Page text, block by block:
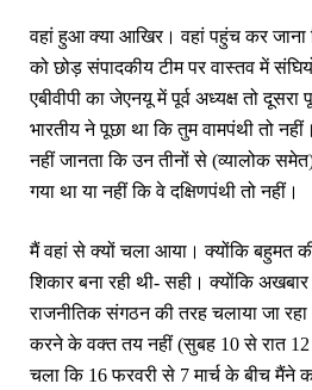
वहां हुआ क्‍या आखिर। वहां पहुंच कर जाना
को छोड़ संपादकीय टीम पर वास्‍तव में
एबीवीपी का जेएनयू में पूर्व अध्‍यक्ष तो
भारतीय ने पूछा था कि तुम वामपंथी तो
नहीं जानता कि उन तीनों से (व्‍यालोक
गया था या नहीं कि वे दक्षिणपंथी तो नहीं।
मैं वहां से क्‍यों चला आया। क्‍योंकि बहुमत की
शिकार बना रही थी- सही। क्‍योंकि
राजनीतिक संगठन की तरह चलाया जा
करने के वक्‍त तय नहीं (सुबह 10 से रात 12
चला कि 16 फरवरी से 7 मार्च के बीच मैंने